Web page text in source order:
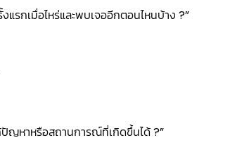
รกเมื่อไหร่และพบเจออีกตอนไหนบ้าง ?”
ปัญหาหรือสถานการณ์ที่เกิดขึ้นได้ ?”